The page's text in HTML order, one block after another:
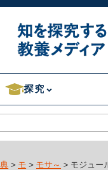
探究
> モ > モサ～ > モジュー